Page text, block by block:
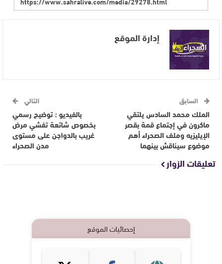
إدارة الموقع
السابق
الملك محمد السادس يلتقي
ماكرون في إجتماع قمة بقصر
الإيليزيه وملف الصحراء أهم
موضوع سيناقش بينهما
التالي
بالفيديو : توضيح رسمي
بخصوص شائعة تفشي مرض
غريب بالدواجن على مستوى
مدن الصحراء
تعليقات الزوار
إحصائيات الموقع